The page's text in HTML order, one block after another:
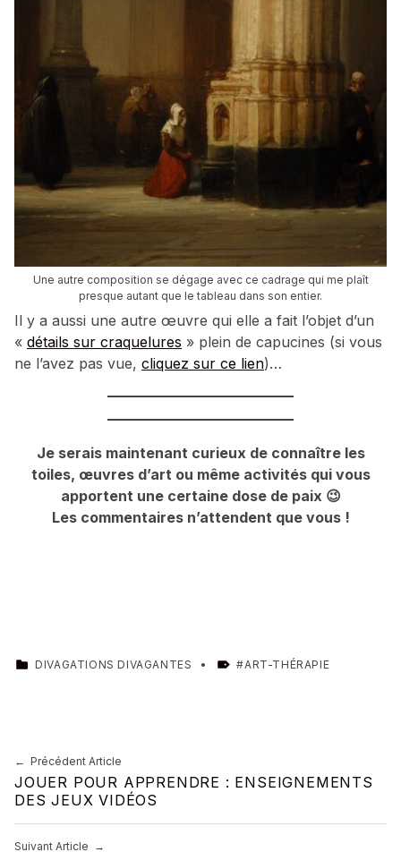
Une autre composition se dégage avec ce cadrage qui me plaît
presque autant que le tableau dans son entier.
Il y a aussi une autre œuvre qui elle a fait l’objet d’un
« détails sur craquelures » plein de capucines (si vous
ne l’avez pas vue, cliquez sur ce lien)…
Je serais maintenant curieux de connaître les
toiles, œuvres d’art ou même activités qui vous
apportent une certaine dose de paix 😉
Les commentaires n’attendent que vous !
CATEGORIZED IN:
DIVAGATIONS DIVAGANTES TAGGED AS:
ART-THÉRAPIE
Navigation de l’article
Précédent Article
JOUER POUR APPRENDRE : ENSEIGNEMENTS
DES JEUX VIDÉOS
Suivant Article